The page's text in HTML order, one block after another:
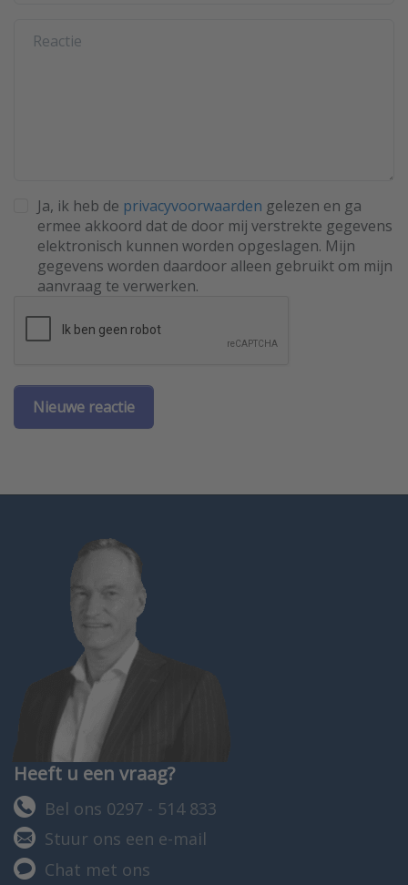
Ja, ik heb de privacyvoorwaarden gelezen en ga
ermee akkoord dat de door mij verstrekte gegevens
elektronisch kunnen worden opgeslagen. Mijn
gegevens worden daardoor alleen gebruikt om mijn
aanvraag te verwerken.
Nieuwe reactie
Heeft u een vraag?
Bel ons 0297 - 514 833
Stuur ons een e-mail
Chat met ons